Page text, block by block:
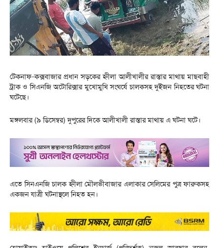
টেকনাফ-কক্সবাজার প্রধান সড়কের হ্নীলা আলীখালীর রাস্তার মাথায় মাছবাহী
ট্রাক ও সিএনজি অটোরিক্সার মুখোমুখি সংঘর্ষে চালকসহ দুইজন নিহতের ঘটনা
ঘটেছে।
মঙ্গলবার (৯ ডিসেম্বর) দুপুরের দিকে আলীখালী রাস্তার মাথায় এ ঘটনা ঘটে।
এতে সিনএনজি চালক হ্নীলা মৌলভীবাজার এলাকার সেলিমের পুত্র ফারুকসহ
একজন যাত্রী ঘটনাস্থলে নিহত হন।